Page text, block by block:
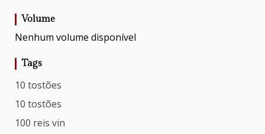
Volume
Nenhum volume disponível
Tags
10 tostões
10 tostões
100 reis vin